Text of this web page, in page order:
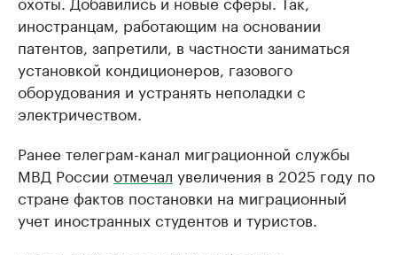
иностранцам, работающим на основании
патентов, запретили, в частности заниматься
установкой кондиционеров, газового
оборудования и устранять неполадки с
электричеством.
Ранее телеграм-канал миграционной службы
МВД России отмечал увеличения в 2025 году по
стране фактов постановки на миграционный
учет иностранных студентов и туристов.